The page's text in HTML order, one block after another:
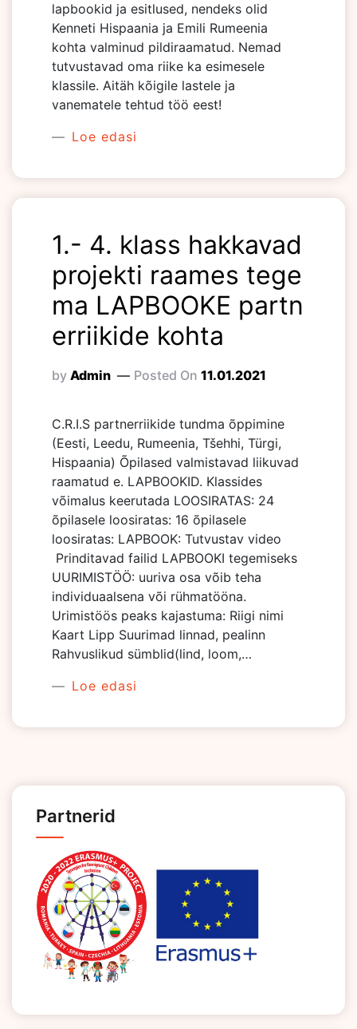
lapbookid ja esitlused, nendeks olid
Kenneti Hispaania ja Emili Rumeenia
kohta valminud pildiraamatud. Nemad
tutvustavad oma riike ka esimesele
klassile. Aitäh kõigile lastele ja
vanematele tehtud töö eest!
Loe edasi
1.- 4. klass hakkavad
projekti raames tege
ma LAPBOOKE partn
erriikide kohta
by Admin Posted On 11.01.2021
C.R.I.S partnerriikide tundma õppimine
(Eesti, Leedu, Rumeenia, Tšehhi, Türgi,
Hispaania) Õpilased valmistavad liikuvad
raamatud e. LAPBOOKID. Klassides
võimalus keerutada LOOSIRATAS: 24
õpilasele loosiratas: 16 õpilasele
loosiratas: LAPBOOK: Tutvustav video
Prinditavad failid LAPBOOKI tegemiseks
UURIMISTÖÖ: uuriva osa võib teha
individuaalsena või rühmatööna.
Urimistöös peaks kajastuma: Riigi nimi
Kaart Lipp Suurimad linnad, pealinn
Rahvuslikud sümblid(lind, loom,…
Loe edasi
Partnerid